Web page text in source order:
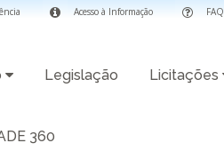
FAQ
Acesso à Informação
Legislação Licitações
360